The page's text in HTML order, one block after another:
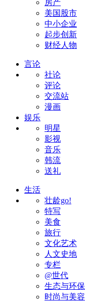
房产
美国股市
中小企业
起步创新
财经人物
言论
社论
评论
交流站
漫画
娱乐
明星
影视
音乐
韩流
送礼
生活
壮龄go!
特写
美食
旅行
文化艺术
人文史地
专栏
@世代
生态与环保
时尚与美容